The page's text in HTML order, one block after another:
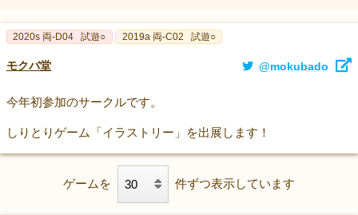
2020s 両-D04 試遊○ 2019a 両-C02 試遊○
モクバ堂 @mokubado
今年初参加のサークルです。
しりとりゲーム「イラストリー」を出展します！
ゲームを 件ずつ表示しています